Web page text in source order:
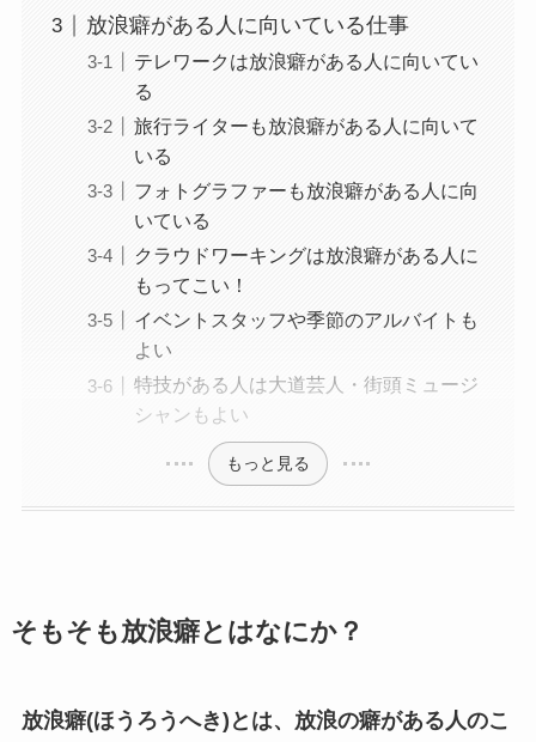
放浪癖がある人に向いている仕事
テレワークは放浪癖がある人に向いてい
る
旅行ライターも放浪癖がある人に向いて
いる
フォトグラファーも放浪癖がある人に向
いている
クラウドワーキングは放浪癖がある人に
もってこい！
イベントスタッフや季節のアルバイトも
よい
特技がある人は大道芸人・街頭ミュージ
シャンもよい
もっと見る
そもそも放浪癖とはなにか？
放浪癖(ほうろうへき)とは、放浪の癖がある人のこ